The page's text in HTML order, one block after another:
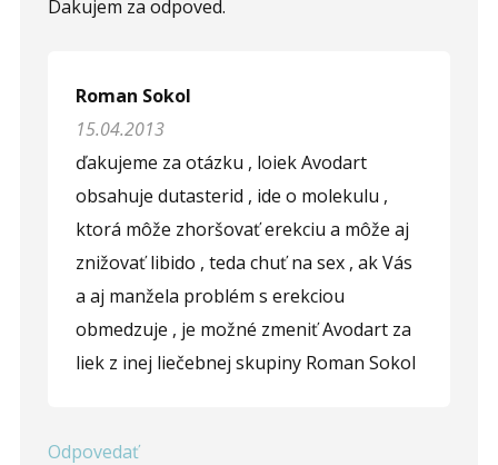
Dakujem za odpoved.
Roman Sokol
15.04.2013
ďakujeme za otázku , loiek Avodart
obsahuje dutasterid , ide o molekulu ,
ktorá môže zhoršovať erekciu a môže aj
znižovať libido , teda chuť na sex , ak Vás
a aj manžela problém s erekciou
obmedzuje , je možné zmeniť Avodart za
liek z inej liečebnej skupiny Roman Sokol
Odpovedať